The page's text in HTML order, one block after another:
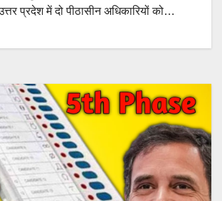
प्रदेश में दो पीठासीन अधिकारियों को…